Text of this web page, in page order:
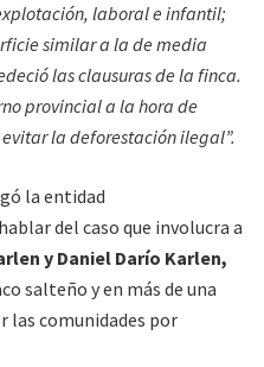
laboral e infantil;
similar a la de media
las clausuras de la finca.
provincial a la hora de
la deforestación ilegal”.
la entidad
del caso que involucra a
y Daniel Darío Karlen,
salteño y en más de una
las comunidades por